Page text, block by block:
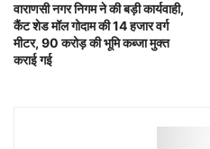
वाराणसी नगर निगम ने की बड़ी कार्यवाही,
कैंट शेड मॉल गोदाम की 14 हजार वर्ग
मीटर, 90 करोड़ की भूमि कब्जा मुक्त
कराई गई